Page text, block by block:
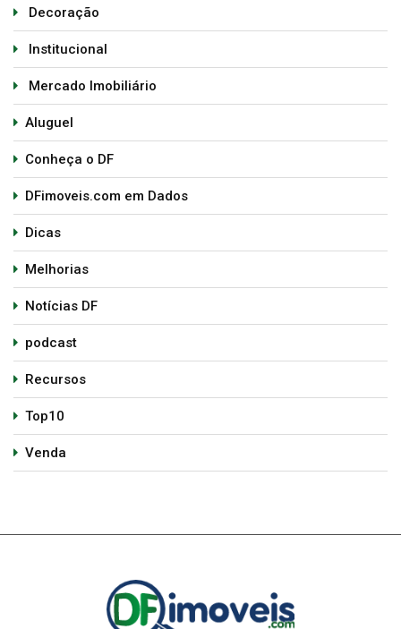
Decoração
Institucional
Mercado Imobiliário
Aluguel
Conheça o DF
DFimoveis.com em Dados
Dicas
Melhorias
Notícias DF
podcast
Recursos
Top10
Venda